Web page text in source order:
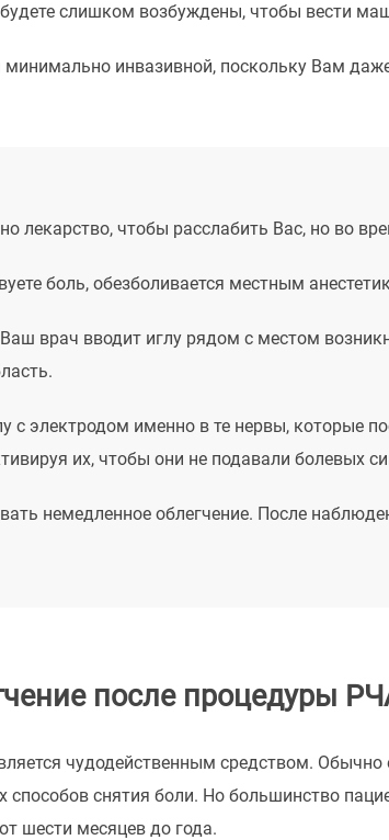
слишком возбуждены, чтобы вести
минимально инвазивной, поскольку Вам
лекарство, чтобы расслабить Вас, но во
боль, обезболивается местным
врач вводит иглу рядом с местом
с электродом именно в те нервы, которые
их, чтобы они не подавали болевых
немедленное облегчение. После
после процедуры
чудодейственным средством.
способов снятия боли. Но большинство
шести месяцев до года.